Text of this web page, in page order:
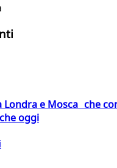
Londra e Mosca che
oggi